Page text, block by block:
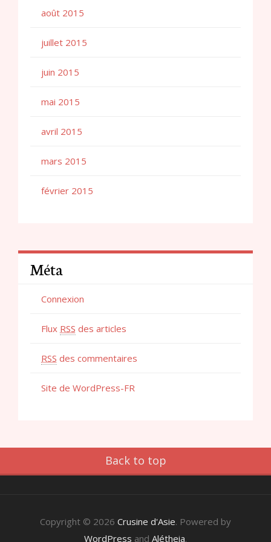
août 2015
juillet 2015
juin 2015
mai 2015
avril 2015
mars 2015
février 2015
Méta
Connexion
Flux RSS des articles
RSS des commentaires
Site de WordPress-FR
Back to top
Copyright © 2026 Crusine d'Asie. Powered by
WordPress and Alétheia.